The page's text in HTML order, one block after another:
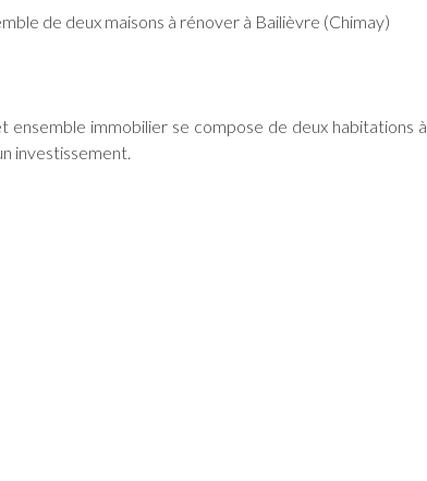
de deux maisons à rénover à Bailièvre (Chimay)
immobilier se compose de deux habitations à
investissement.